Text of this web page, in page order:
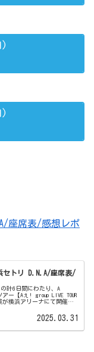
)
)
座席表/感想レポ
セトリ D.N.A/座席表/
計6日間にわたり、A
ー【Aぇ! group LIVE TOUR
横浜アリーナにて開催さ
2025.03.31